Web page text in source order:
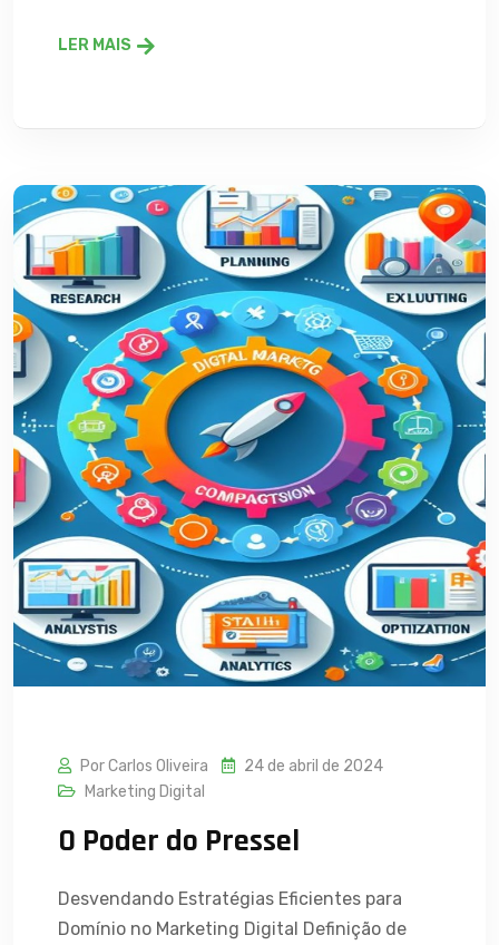
LER MAIS
Por Carlos Oliveira
24 de abril de 2024
Marketing Digital
O Poder do Pressel
Desvendando Estratégias Eficientes para
Domínio no Marketing Digital Definição de